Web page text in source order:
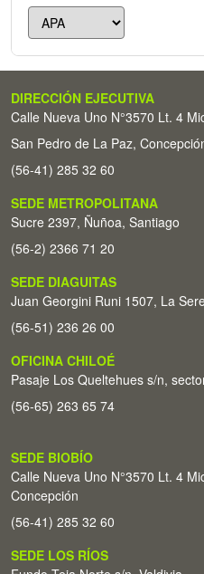
DIRECCIÓN EJECUTIVA
Calle Nueva Uno N°3570 Lt. 4
San Pedro de La Paz,
(56-41) 285 32 60
SEDE METROPOLITANA
Sucre 2397, Ñuñoa, Santiago
(56-2) 2366 71 20
SEDE DIAGUITAS
Juan Georgini Runi 1507, La
(56-51) 236 26 00
OFICINA CHILOÉ
Pasaje Los Queltehues s/n,
(56-65) 263 65 74
SEDE BIOBÍO
Calle Nueva Uno N°3570 Lt. 4
Concepción
(56-41) 285 32 60
SEDE LOS RÍOS